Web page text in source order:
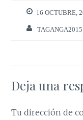
16 OCTUBRE,
TAGANGA2015
Deja una
Tu dirección de